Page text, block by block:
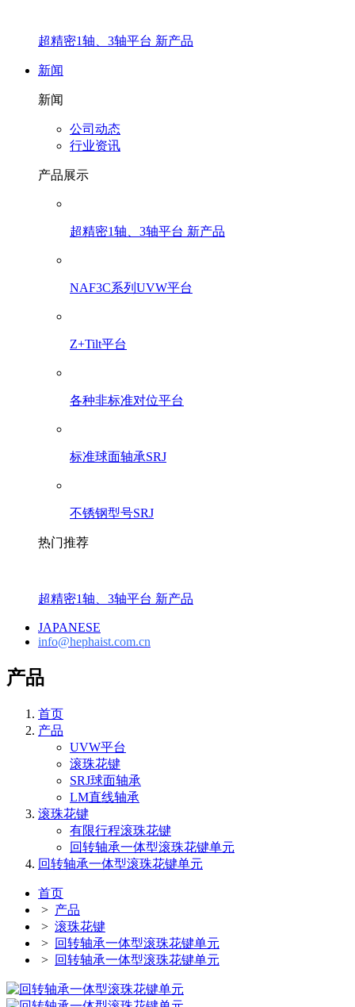
超精密1轴、3轴平台 新产品
新闻
新闻
公司动态
行业资讯
产品展示
超精密1轴、3轴平台 新产品
NAF3C系列UVW平台
Z+Tilt平台
各种非标准对位平台
标准球面轴承SRJ
不锈钢型号SRJ
热门推荐
超精密1轴、3轴平台 新产品
JAPANESE
info@hephaist.com.cn
产品
首页
产品
UVW平台
滚珠花键
SRJ球面轴承
LM直线轴承
滚珠花键
有限行程滚珠花键
回转轴承一体型滚珠花键单元
回转轴承一体型滚珠花键单元
首页
> 产品
> 滚珠花键
> 回转轴承一体型滚珠花键单元
> 回转轴承一体型滚珠花键单元